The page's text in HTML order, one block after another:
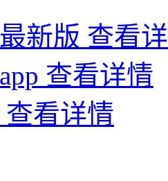
新版 查看
查看详情
查看详情